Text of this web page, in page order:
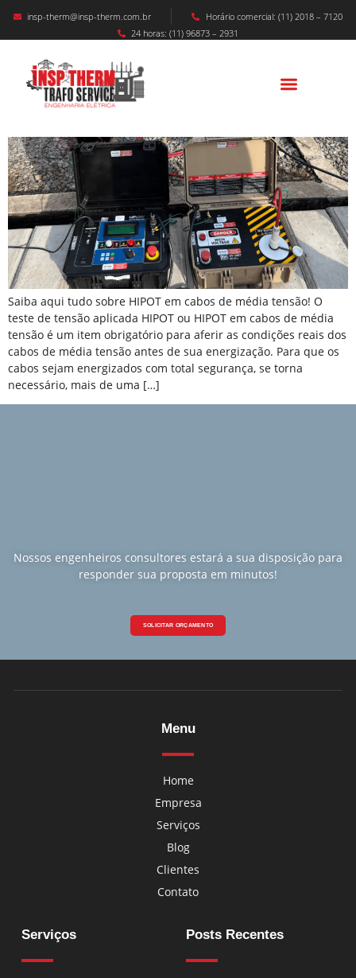
insp-therm@insp-therm.com.br
Horário comercial: (11) 2018 – 7120
24 horas: (11) 96873 – 2931
HIPOT Em Cabos De Média Tensão: O Que
Saiba aqui tudo sobre HIPOT em cabos de média tensão! O
teste de tensão aplicada HIPOT ou HIPOT em cabos de média
tensão é um item obrigatório para aferir as condições reais dos
cabos de média tensão antes de sua energização. Para que os
cabos sejam energizados com total segurança, se torna
necessário, mais de uma […]
Nossos engenheiros consultores estará a sua disposição para
responder sua proposta em minutos!
SOLICITAR ORÇAMENTO
Menu
Home
Empresa
Serviços
Blog
Clientes
Contato
Serviços Posts Recentes